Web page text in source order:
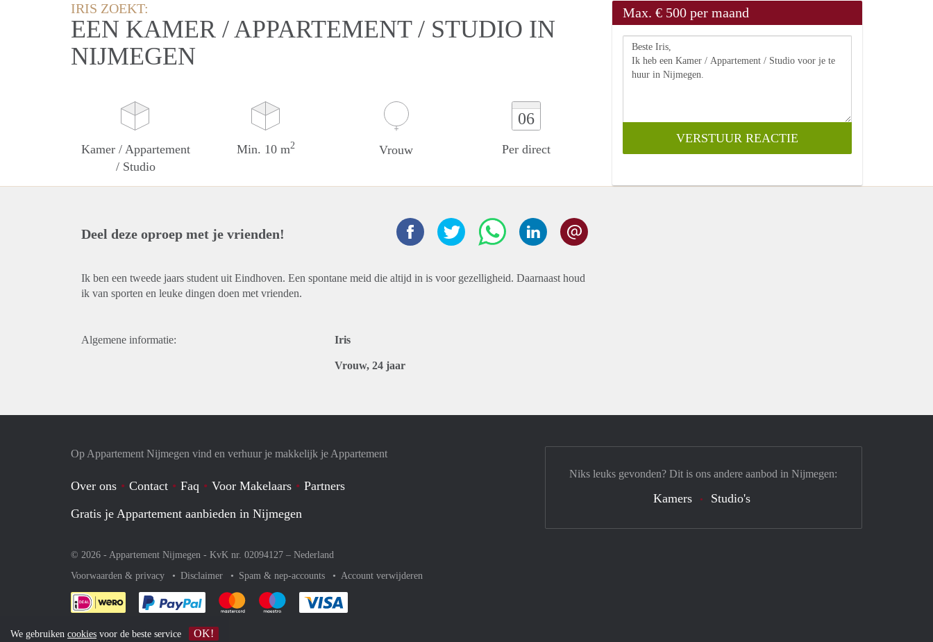
IRIS ZOEKT:
EEN KAMER / APPARTEMENT / STUDIO IN
NIJMEGEN
Kamer / Appartement
/ Studio
Min. 10 m2 Vrouw
06
Per direct
Max. € 500 per maand
Deel deze oproep met je vrienden!
Ik ben een tweede jaars student uit Eindhoven. Een spontane meid die altijd in is voor gezelligheid. Daarnaast houd
ik van sporten en leuke dingen doen met vrienden.
Algemene informatie: Iris
Vrouw, 24 jaar
Op Appartement Nijmegen vind en verhuur je makkelijk je Appartement
Over ons Contact Faq Voor Makelaars
Partners
Gratis je Appartement aanbieden in Nijmegen
© 2026 - Appartement Nijmegen - KvK nr. 02094127 – Nederland
Voorwaarden & privacy
Disclaimer Spam & nep-accounts Account verwijderen
Je rekent gemakkelijk af met Paypal
Je rekent gemakkelijk af met Mastercard
Je rekent gemakkelijk af met Meastro
Niks leuks gevonden? Dit is ons andere aanbod in Nijmegen:
Kamers Studio's
We gebruiken cookies voor de beste service OK!